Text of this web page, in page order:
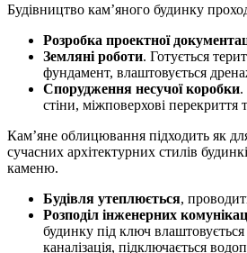
Будівництво кам’яного будинку
Розробка проектної
Земляні роботи. Готується
фундамент, влаштовується
Спорудження несучої коробки.
стіни, міжповерхові перекриття
Кам’яне облицювання підходить як
сучасних архітектурних стилів
каменю.
Будівля утеплюється,
Розподіл інженерних
будинку під ключ
каналізація, підключається